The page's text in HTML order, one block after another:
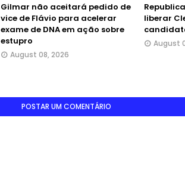
Gilmar não aceitará pedido de
vice de Flávio para acelerar
exame de DNA em ação sobre
estupro
August 08, 2026
liberar
August
POSTAR UM COMENTÁRIO